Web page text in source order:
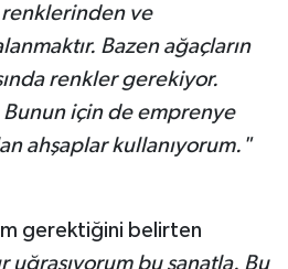
renklerinden ve
Bazen ağaçların
renkler gerekiyor.
Bunun için de emprenye
ahşaplar kullanıyorum."
gerektiğini belirten
uğraşıyorum bu sanatla. Bu